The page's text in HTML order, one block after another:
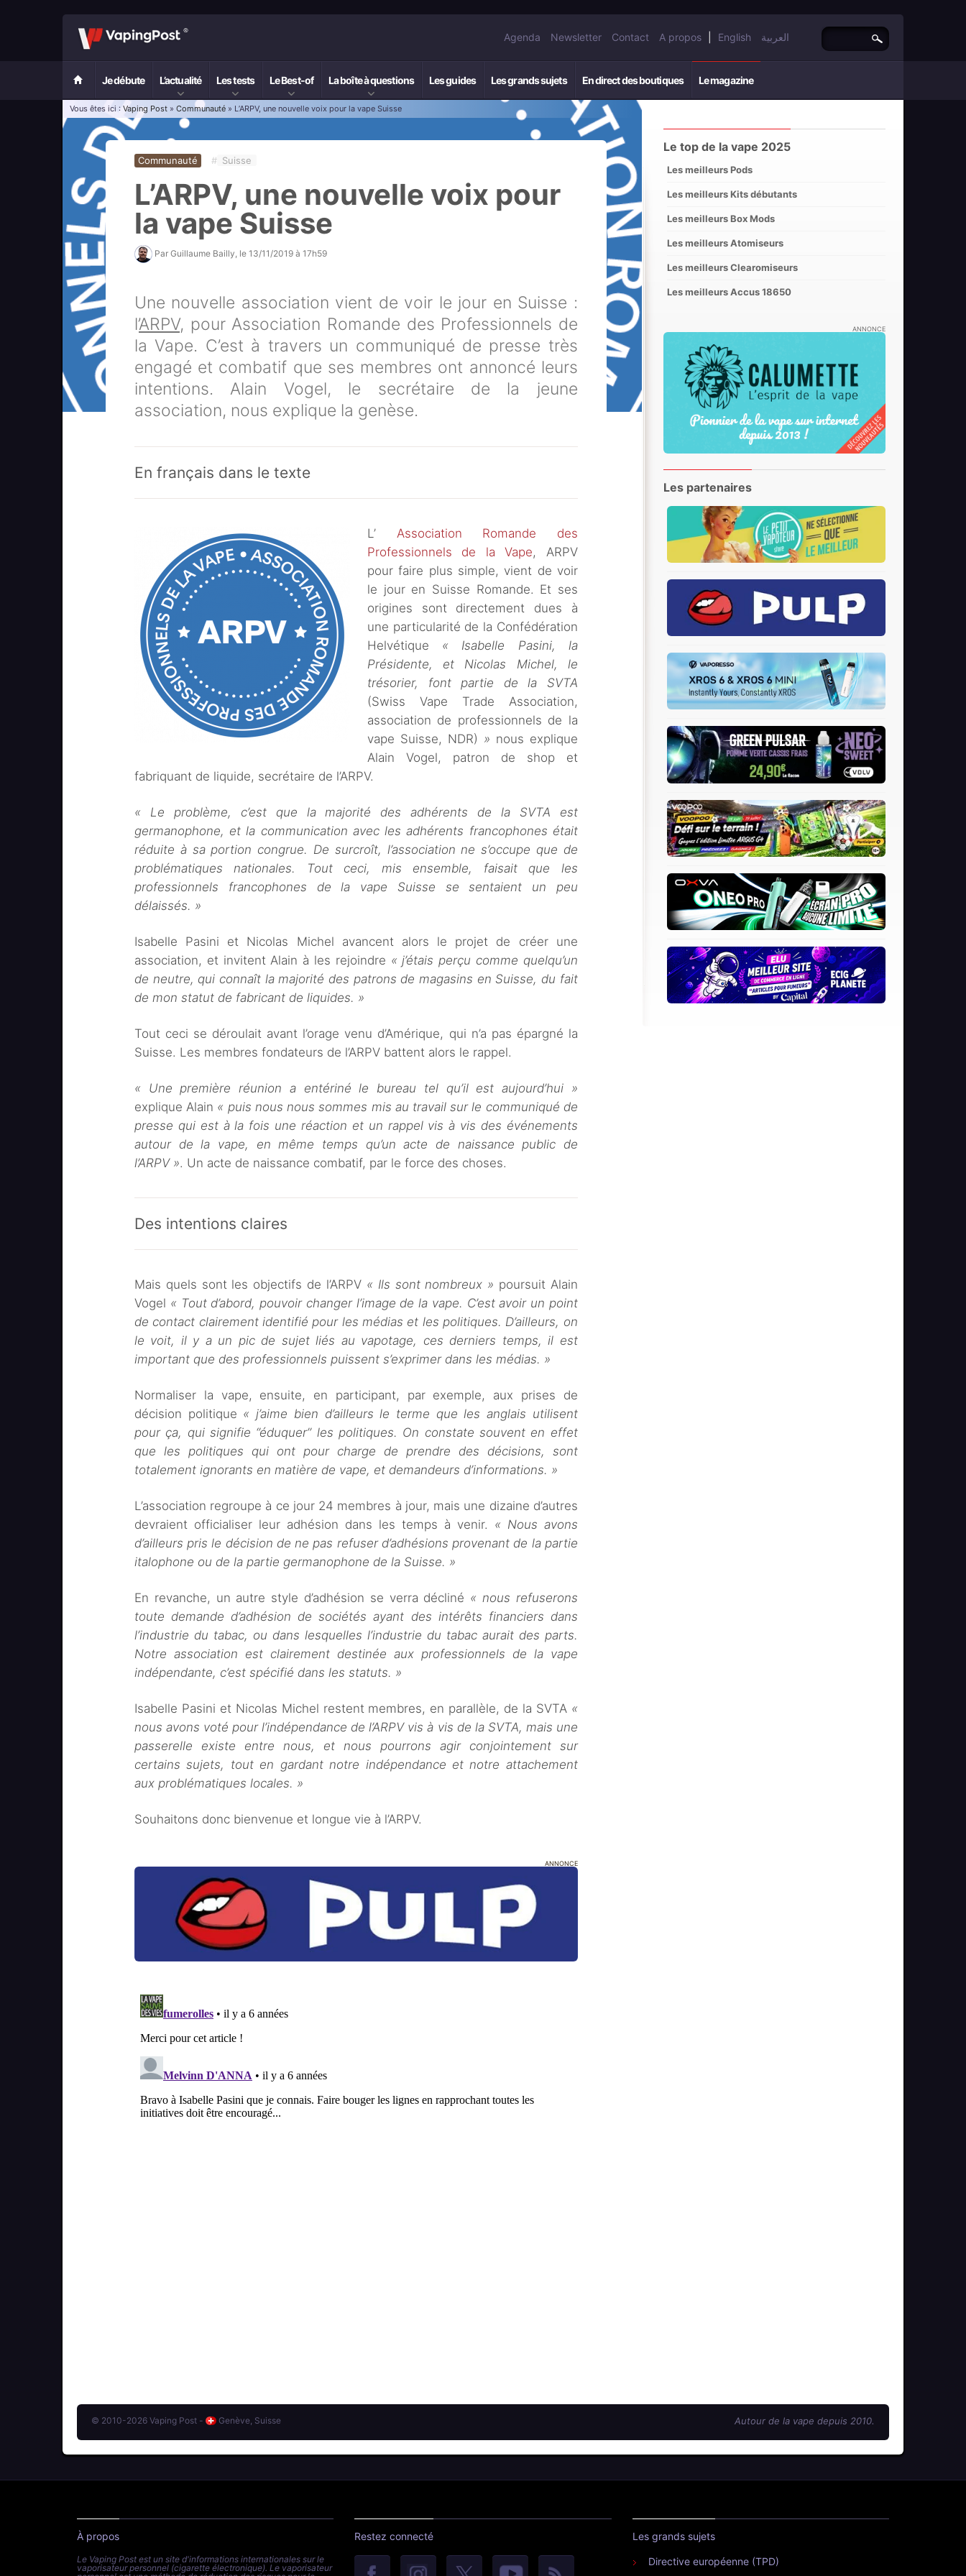
Agenda Newsletter Contact A propos English العربية
Je débute L’actualité Les tests Le Best-of La boîte à questions Les guides Les grands sujets En direct des boutiques Le magazine
Vous êtes ici : Vaping Post » Communauté » L’ARPV, une nouvelle voix pour la vape Suisse
Communauté # Suisse
L’ARPV, une nouvelle voix pour
la vape Suisse
Par Guillaume Bailly , le 13/11/2019 à 17h59
Une nouvelle association vient de voir le jour en Suisse :
l’ARPV, pour Association Romande des Professionnels de
la Vape. C’est à travers un communiqué de presse très
engagé et combatif que ses membres ont annoncé leurs
intentions. Alain Vogel, le secrétaire de la jeune
association, nous explique la genèse.
En français dans le texte
L’ Association Romande des
Professionnels de la Vape, ARPV
pour faire plus simple, vient de voir
le jour en Suisse Romande. Et ses
origines sont directement dues à
une particularité de la Confédération
Helvétique « Isabelle Pasini, la
Présidente, et Nicolas Michel, le
trésorier, font partie de la SVTA
(Swiss Vape Trade Association,
association de professionnels de la
vape Suisse, NDR) » nous explique
Alain Vogel, patron de shop et
fabriquant de liquide, secrétaire de l’ARPV.
« Le problème, c’est que la majorité des adhérents de la SVTA est
germanophone, et la communication avec les adhérents francophones était
réduite à sa portion congrue. De surcroît, l’association ne s’occupe que de
problématiques nationales. Tout ceci, mis ensemble, faisait que les
professionnels francophones de la vape Suisse se sentaient un peu
délaissés. »
Isabelle Pasini et Nicolas Michel avancent alors le projet de créer une
association, et invitent Alain à les rejoindre « j’étais perçu comme quelqu’un
de neutre, qui connaît la majorité des patrons de magasins en Suisse, du fait
de mon statut de fabricant de liquides. »
Tout ceci se déroulait avant l’orage venu d’Amérique, qui n’a pas épargné la
Suisse. Les membres fondateurs de l’ARPV battent alors le rappel.
« Une première réunion a entériné le bureau tel qu’il est aujourd’hui »
explique Alain « puis nous nous sommes mis au travail sur le communiqué de
presse qui est à la fois une réaction et un rappel vis à vis des événements
autour de la vape, en même temps qu’un acte de naissance public de
l’ARPV ». Un acte de naissance combatif, par le force des choses.
Des intentions claires
Mais quels sont les objectifs de l’ARPV « Ils sont nombreux » poursuit Alain
Vogel « Tout d’abord, pouvoir changer l’image de la vape. C’est avoir un point
de contact clairement identifié pour les médias et les politiques. D’ailleurs, on
le voit, il y a un pic de sujet liés au vapotage, ces derniers temps, il est
important que des professionnels puissent s’exprimer dans les médias. »
Normaliser la vape, ensuite, en participant, par exemple, aux prises de
décision politique « j’aime bien d’ailleurs le terme que les anglais utilisent
pour ça, qui signifie ‘’éduquer’’ les politiques. On constate souvent en effet
que les politiques qui ont pour charge de prendre des décisions, sont
totalement ignorants en matière de vape, et demandeurs d’informations. »
L’association regroupe à ce jour 24 membres à jour, mais une dizaine d’autres
devraient officialiser leur adhésion dans les temps à venir. « Nous avons
d’ailleurs pris le décision de ne pas refuser d’adhésions provenant de la partie
italophone ou de la partie germanophone de la Suisse. »
En revanche, un autre style d’adhésion se verra décliné « nous refuserons
toute demande d’adhésion de sociétés ayant des intérêts financiers dans
l’industrie du tabac, ou dans lesquelles l’industrie du tabac aurait des parts.
Notre association est clairement destinée aux professionnels de la vape
indépendante, c’est spécifié dans les statuts. »
Isabelle Pasini et Nicolas Michel restent membres, en parallèle, de la SVTA «
nous avons voté pour l’indépendance de l’ARPV vis à vis de la SVTA, mais une
passerelle existe entre nous, et nous pourrons agir conjointement sur
certains sujets, tout en gardant notre indépendance et notre attachement
aux problématiques locales. »
Souhaitons donc bienvenue et longue vie à l’ARPV.
ANNONCE
Le top de la vape 2025
Les meilleurs Pods
Les meilleurs Kits débutants
Les meilleurs Box Mods
Les meilleurs Atomiseurs
Les meilleurs Clearomiseurs
Les meilleurs Accus 18650
ANNONCE
Les partenaires
© 2010-2026 Vaping Post - Genève, Suisse Autour de la vape depuis 2010.
À propos
Le Vaping Post est un site d'informations internationales sur le
vaporisateur personnel (cigarette électronique). Le vaporisateur
Restez connecté Les grands sujets
Directive européenne (TPD)